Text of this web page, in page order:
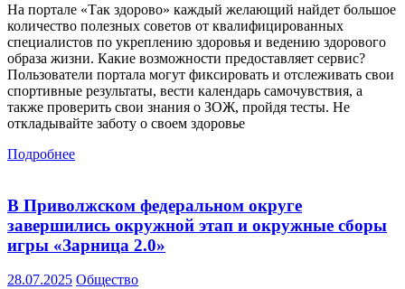
На портале «Так здорово» каждый желающий найдет большое
количество полезных советов от квалифицированных
специалистов по укреплению здоровья и ведению здорового
образа жизни. Какие возможности предоставляет сервис?
Пользователи портала могут фиксировать и отслеживать свои
спортивные результаты, вести календарь самочувствия, а
также проверить свои знания о ЗОЖ, пройдя тесты. Не
откладывайте заботу о своем здоровье
Подробнее
В Приволжском федеральном округе
завершились окружной этап и окружные сборы
игры «Зарница 2.0»
28.07.2025 Общество